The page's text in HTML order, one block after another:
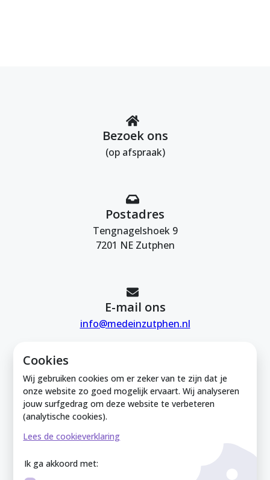
Cookies
Wij gebruiken cookies om er zeker van te zijn dat je
onze website zo goed mogelijk ervaart. Wij analyseren
jouw surfgedrag om deze website te verbeteren
(analytische cookies).
Lees de cookieverklaring
Ik ga akkoord met:
Bezoek ons
(op afspraak)
Postadres
Tengnagelshoek 9
7201 NE Zutphen
E-mail ons
info@medeinzutphen.nl
Mede in Zutphen is onderdeel van de
Zutphense Uitdaging. KVK Zutphense
Uitdaging: 08212926